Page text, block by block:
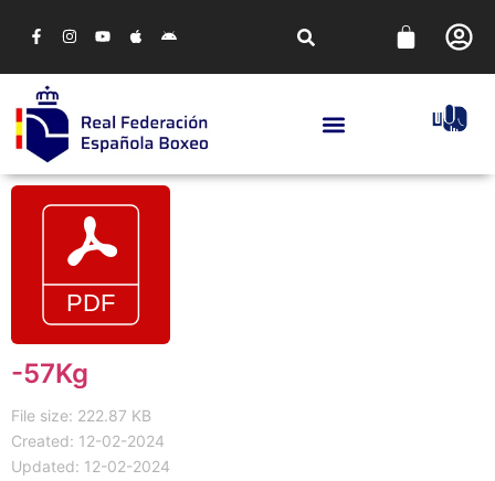
-57Kg
File size: 222.87 KB
Created: 12-02-2024
Updated: 12-02-2024